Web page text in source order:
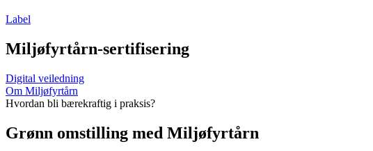
Label
Miljøfyrtårn-sertifisering
Digital veiledning
Om Miljøfyrtårn
Hvordan bli bærekraftig i praksis?
Grønn omstilling med Miljøfyrtårn